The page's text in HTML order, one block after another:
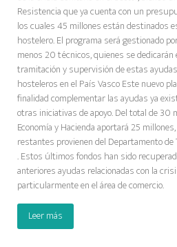
Resistencia que ya cuenta con un
los cuales 45 millones están destinados
hostelero. El programa será gestionado
menos 20 técnicos, quienes se
tramitación y supervisión de estas
hosteleros en el País Vasco Este nuevo
finalidad complementar las ayudas ya
otras iniciativas de apoyo. Del total de 30
Economía y Hacienda aportará 25
restantes provienen del Departamento
. Estos últimos fondos han sido
anteriores ayudas relacionadas con la
particularmente en el área de comercio.
Leer más